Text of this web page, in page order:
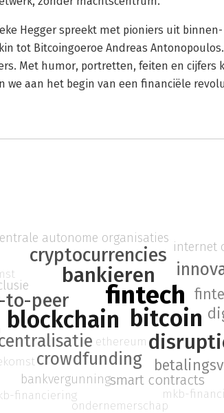
Hegger spreekt met pioniers uit
tot Bitcoingoeroe Andreas
Met humor, portretten, feiten en cijfers
we aan het begin van een financiële
fintech
bitcoin
blockchain
bankieren
crowdfunding
to-peer
cryptocurrencies
smart contracts
bankvergunning
autonome organisaties
internet
mkb-
ethereum
ondernemerschap
financiering